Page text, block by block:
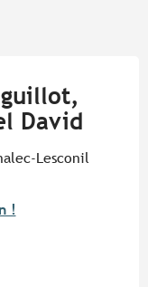
David
Lesconil
!